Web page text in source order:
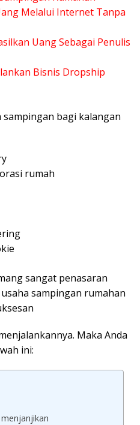
Melalui Internet Tanpa
Uang Sebagai Penulis
Bisnis Dropship
bagi kalangan
rumah
sangat penasaran
sampingan rumahan
Maka Anda
ini: